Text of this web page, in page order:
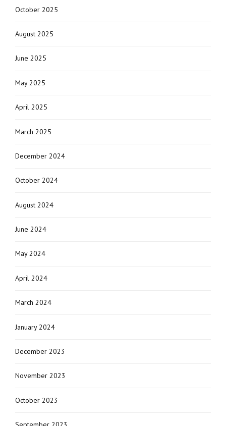
October 2025
August 2025
June 2025
May 2025
April 2025
March 2025
December 2024
October 2024
August 2024
June 2024
May 2024
April 2024
March 2024
January 2024
December 2023
November 2023
October 2023